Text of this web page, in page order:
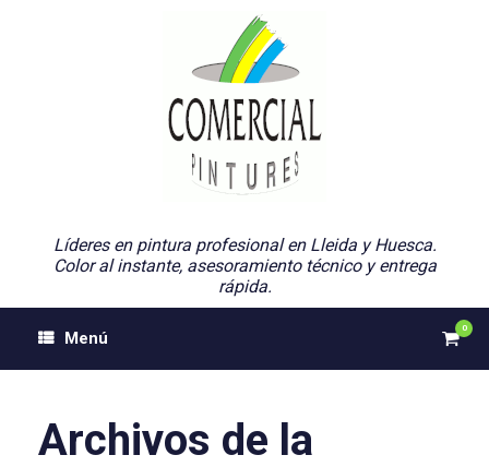
Líderes en pintura profesional en Lleida y Huesca.
Color al instante, asesoramiento técnico y entrega
rápida.
Menú
Ver
0
Archivos de la